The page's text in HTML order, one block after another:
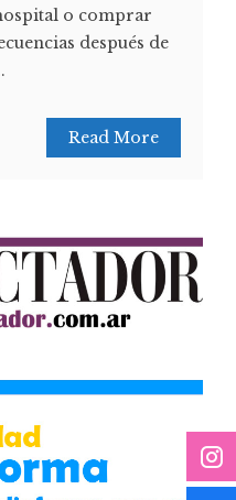
o comprar
después de
Read More